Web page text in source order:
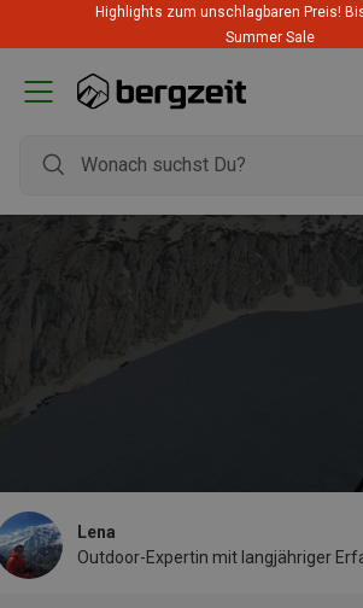
Highlights zum unschlagbaren Preis!
Summer Sale
Lena
Outdoor-Expertin mit langjähriger